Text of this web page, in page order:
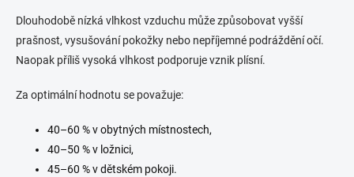
Dlouhodobě nízká vlhkost vzduchu může způsobovat vyšší
prašnost, vysušování pokožky nebo nepříjemné podráždění očí.
Naopak příliš vysoká vlhkost podporuje vznik plísní.
Za optimální hodnotu se považuje:
40–60 % v obytných místnostech,
40–50 % v ložnici,
45–60 % v dětském pokoji.